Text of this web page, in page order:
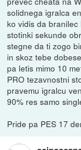
solidnega igralca
ko vidis da
stotinki sekunde
stegne da ti zogo
in skoz tebe
pa letis mimo 10
PRO tezavnostni
pravemu igralcu
90% res samo
Pride pa PES 17